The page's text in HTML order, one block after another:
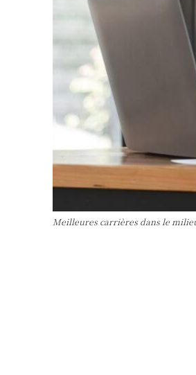
Meilleures carrières dans le